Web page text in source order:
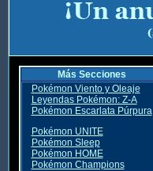
Más Secciones
Pokémon Viento y Oleaje
Leyendas Pokémon: Z-A
Pokémon Escarlata Púrpura
Pokémon UNITE
Pokémon Sleep
Pokémon HOME
Pokémon Champions